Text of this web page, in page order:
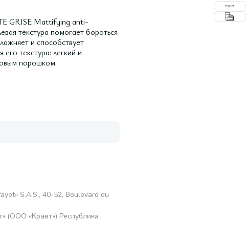
GRISE Mattifying anti-
текстура помогает бороться
и способствует
текстура: легкий и
порошком.
S.A.S., 40-52, Boulevard du
(ООО «Кравт») Республика